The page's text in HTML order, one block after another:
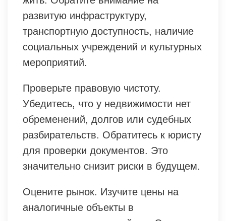
развитую инфраструктуру,
транспортную доступность, наличие
социальных учреждений и культурных
мероприятий.
Проверьте правовую чистоту.
Убедитесь, что у недвижимости нет
обременений, долгов или судебных
разбирательств. Обратитесь к юристу
для проверки документов. Это
значительно снизит риски в будущем.
Оцените рынок. Изучите цены на
аналогичные объекты в